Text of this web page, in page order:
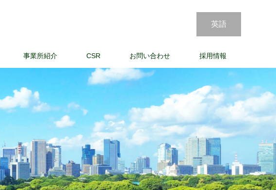
英語
事業所紹介 CSR お問い合わせ 採用情報